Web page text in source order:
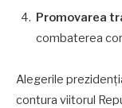
Promovarea
combaterea
Alegerile
contura viitorul